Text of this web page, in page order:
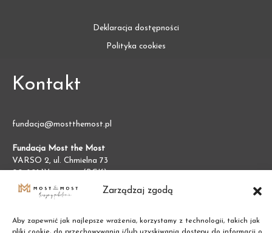
Zarządzaj zgodą
Aby zapewnić jak najlepsze wrażenia, korzystamy z technologii, takich jak
Deklaracja dostępności
Polityka cookies
Kontakt
fundacja@mostthemost.pl
Fundacja Most the Most
VARSO 2, ul. Chmielna 73
NIP:7011002609
REGON:387474695